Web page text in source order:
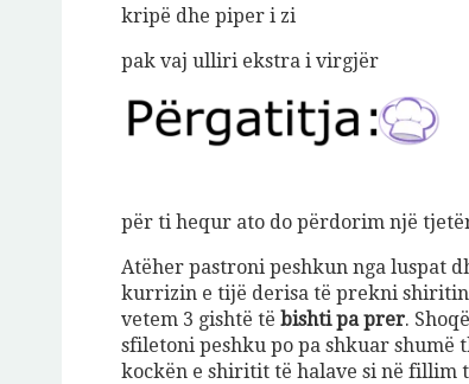
kripë dhe piper i zi
pak vaj ulliri ekstra i virgjër
për ti hequr ato do përdorim një
Atëher pastroni peshkun nga luspat
kurrizin e tijë derisa të prekni
vetem 3 gishtë të bishti pa prer.
sfiletoni peshku po pa shkuar shumë
kockën e shiritit të halave si në fillim